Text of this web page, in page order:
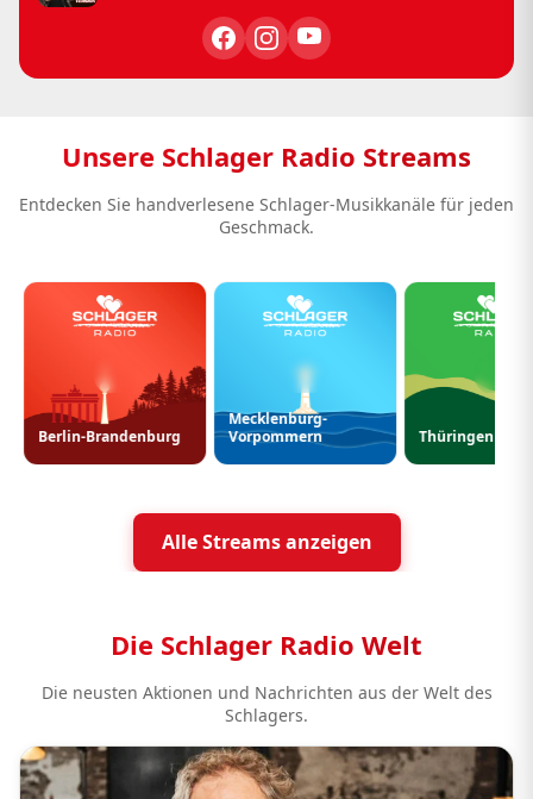
Unsere Schlager Radio Streams
Entdecken Sie handverlesene Schlager-Musikkanäle für jeden
Geschmack.
Berlin-Brandenburg
Mecklenburg-
Vorpommern
Thüringen
Alle Streams anzeigen
Die Schlager Radio Welt
Die neusten Aktionen und Nachrichten aus der Welt des
Schlagers.